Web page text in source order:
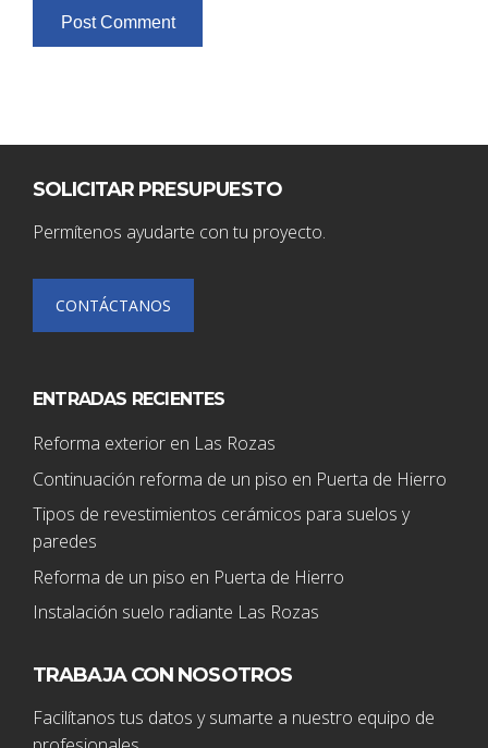
SOLICITAR PRESUPUESTO
Permítenos ayudarte con tu proyecto.
CONTÁCTANOS
ENTRADAS RECIENTES
Reforma exterior en Las Rozas
Continuación reforma de un piso en Puerta de Hierro
Tipos de revestimientos cerámicos para suelos y
paredes
Reforma de un piso en Puerta de Hierro
Instalación suelo radiante Las Rozas
TRABAJA CON NOSOTROS
Facilítanos tus datos y sumarte a nuestro equipo de